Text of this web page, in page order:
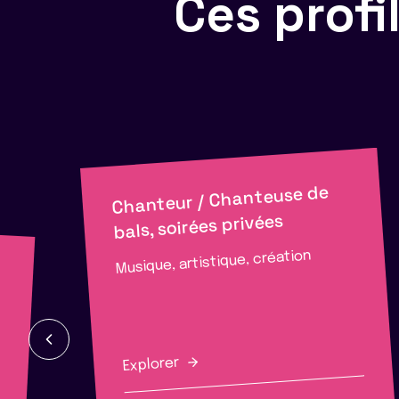
Ces
Chanteur / Chanteuse de
bals, soirées privées
Musique, artistique, création
Explorer